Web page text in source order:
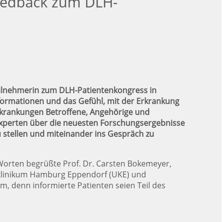
zum DLH-Patientenkongress in
und das Gefühl, mit der Erkrankung
Betroffene, Angehörige und
über die neuesten Forschungsergebnisse
und miteinander ins Gespräch zu
begrüßte Prof. Dr. Carsten Bokemeyer,
Hamburg Eppendorf (UKE) und
denn informierte Patienten seien Teil des